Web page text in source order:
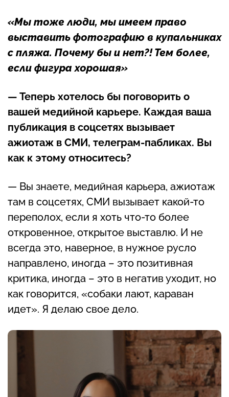
«Мы тоже люди, мы имеем право
выставить фотографию в купальниках
с пляжа. Почему бы и нет?! Тем более,
если фигура хорошая»
— Теперь хотелось бы поговорить о
вашей медийной карьере. Каждая ваша
публикация в соцсетях вызывает
ажиотаж в СМИ, телеграм-пабликах. Вы
как к этому относитесь?
— Вы знаете, медийная карьера, ажиотаж
там в соцсетях, СМИ вызывает какой-то
переполох, если я хоть что-то более
откровенное, открытое выставлю. И не
всегда это, наверное, в нужное русло
направлено, иногда – это позитивная
критика, иногда – это в негатив уходит, но
как говорится, «собаки лают, караван
идет». Я делаю свое дело.